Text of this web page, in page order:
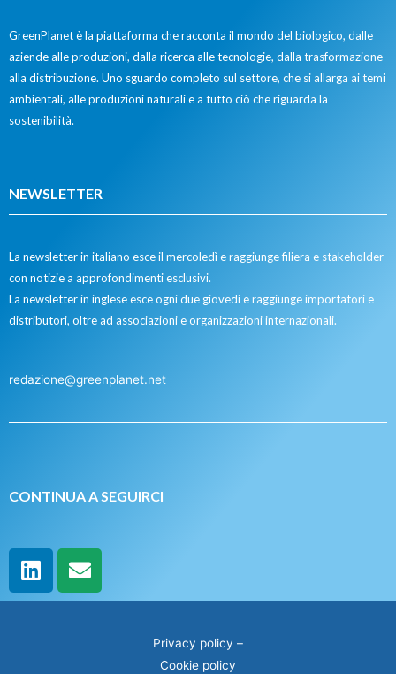
GreenPlanet è la piattaforma che racconta il mondo del biologico, dalle
aziende alle produzioni, dalla ricerca alle tecnologie, dalla trasformazione
alla distribuzione. Uno sguardo completo sul settore, che si allarga ai temi
ambientali, alle produzioni naturali e a tutto ciò che riguarda la
sostenibilità.
NEWSLETTER
La newsletter in italiano esce il mercoledì e raggiunge filiera e stakeholder
con notizie a approfondimenti esclusivi.
La newsletter in inglese esce ogni due giovedì e raggiunge importatori e
distributori, oltre ad associazioni e organizzazioni internazionali.
redazione@greenplanet.net
CONTINUA A SEGUIRCI
Privacy policy –
Cookie policy